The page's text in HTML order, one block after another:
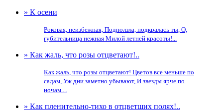
» К осени
Роковая, неизбежная, Подползла, подкралась ты, О,
губительница нежная Милой летней красоты!...
» Как жаль, что розы отцветают!..
Как жаль, что розы отцветают! Цветов все меньше по
садам, Уж дни заметно убывают, И звезды ярче по
ночам....
» Как пленительно-тихо в отцветших полях!..